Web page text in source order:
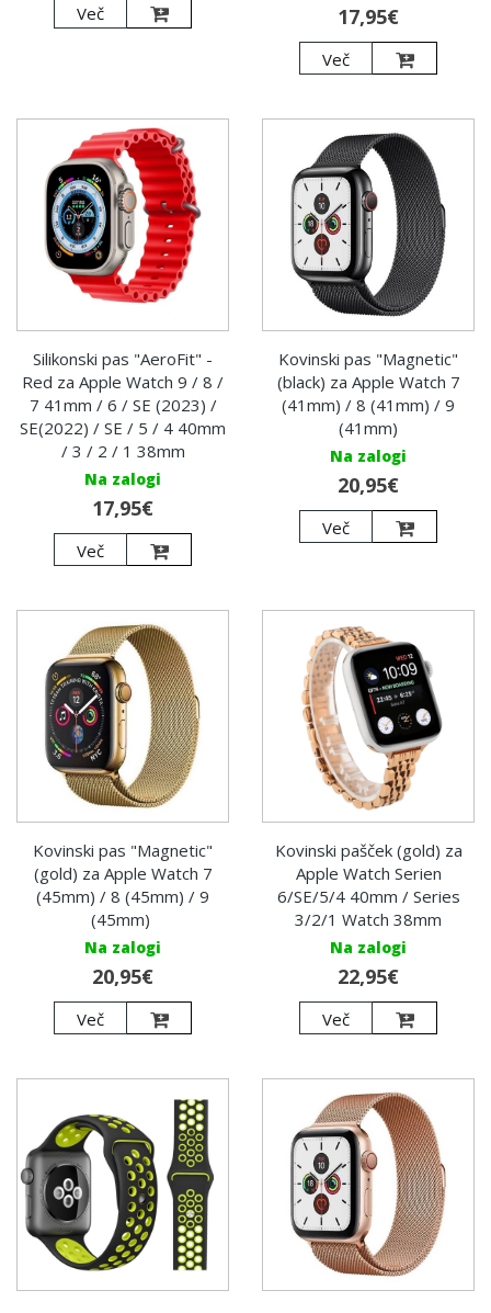
Več 17,95€
Več
Silikonski pas "AeroFit" -
Red za Apple Watch 9 / 8 /
7 41mm / 6 / SE (2023) /
SE(2022) / SE / 5 / 4 40mm
/ 3 / 2 / 1 38mm
Na zalogi
17,95€
Več
Kovinski pas "Magnetic"
(black) za Apple Watch 7
(41mm) / 8 (41mm) / 9
(41mm)
Na zalogi
20,95€
Več
Kovinski pas "Magnetic"
(gold) za Apple Watch 7
(45mm) / 8 (45mm) / 9
(45mm)
Na zalogi
20,95€
Več
Kovinski pašček (gold) za
Apple Watch Serien
6/SE/5/4 40mm / Series
3/2/1 Watch 38mm
Na zalogi
22,95€
Več